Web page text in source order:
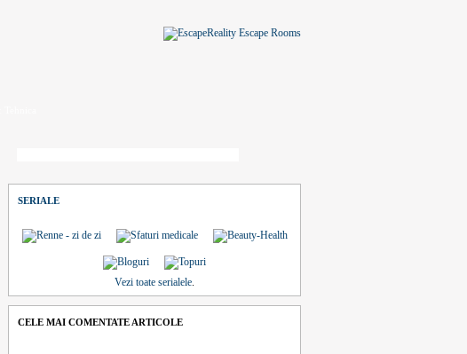
SERIALE
Vezi toate serialele.
CELE MAI COMENTATE ARTICOLE